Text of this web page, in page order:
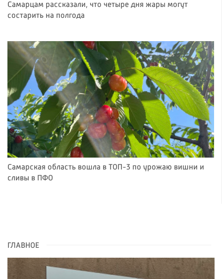
Самарцам рассказали, что четыре дня жары могут
состарить на полгода
Самарская область вошла в ТОП-3 по урожаю вишни и
сливы в ПФО
ГЛАВНОЕ